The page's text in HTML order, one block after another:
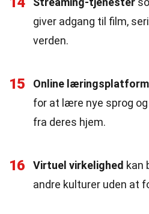
giver adgang til film,
verden.
15 Online
for at lære nye sprog
fra deres hjem.
16 Virtuel virkelighed kan
andre kulturer uden at